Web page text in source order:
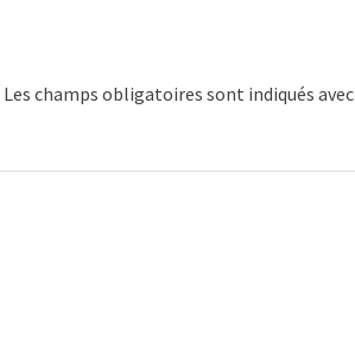
Les champs obligatoires sont indiqués avec